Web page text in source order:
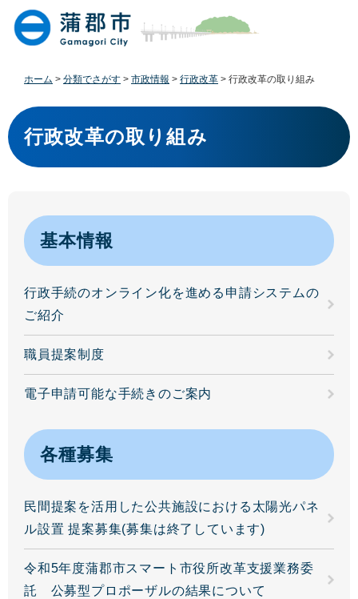
す
。
し
て
ホーム > 分類でさがす > 市政情報 > 行政改革 > 行政改革の取り組み
本
文
行政改革の取り組み
基本情報
行政手続のオンライン化を進める申請システムの
ご紹介
職員提案制度
電子申請可能な手続きのご案内
各種募集
民間提案を活用した公共施設における太陽光パネ
ル設置 提案募集(募集は終了しています)
令和5年度蒲郡市スマート市役所改革支援業務委
託 公募型プロポーザルの結果について